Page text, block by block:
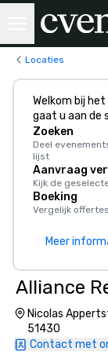
Locaties
Welkom bij
gaat u aan de
Zoeken
Deel
lijst
Aanvraag
Kijk de
Boeking
Vergelijk
Meer
Alliance
Nicolas
51430
Contact met